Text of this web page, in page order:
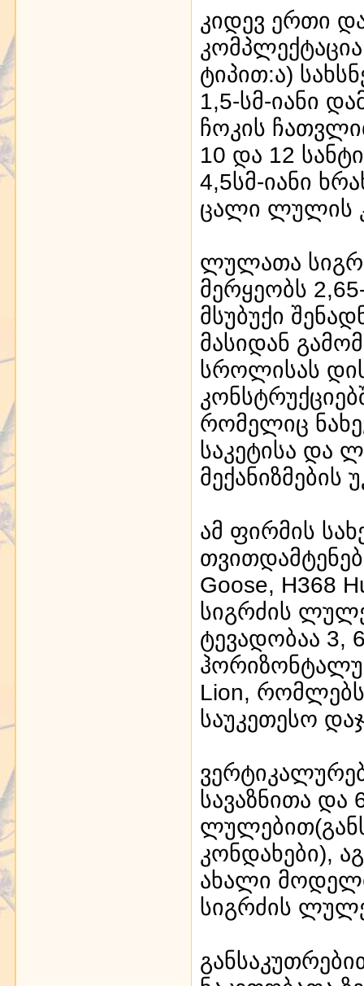
კიდევ ერთი
ტიპით:ა)
1,5-სმ-იანი
ჩოკის
10 და 12
4,5სმ-იანი
ცალი ლულის
ლულათა
მერყეობს
მსუბუქი
მასიდან
სროლისას
რომელიც
საკეტისა და
მექანიზმების
ამ ფირმის
Goose, Н368
სიგრძის
ტევადობაა 3,
Lion,
საუკეთესო
სავაზნითა და
კონდახები),
ახალი
სიგრძის